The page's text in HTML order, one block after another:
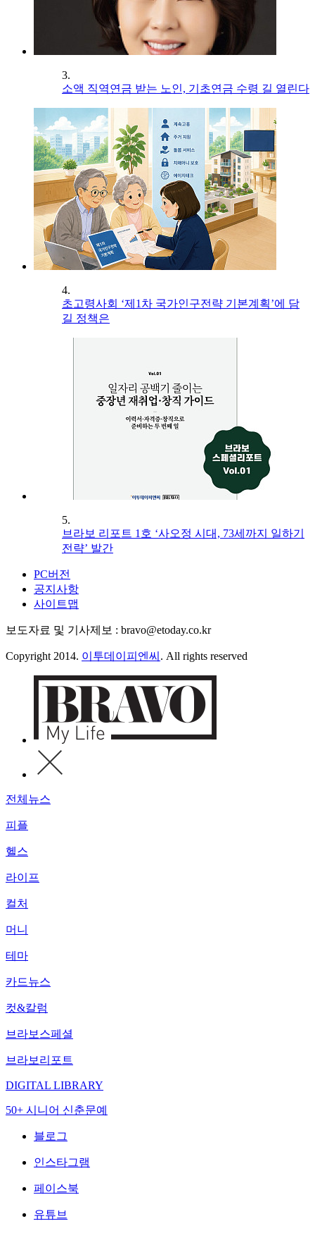
3.
소액 직역연금 받는 노인, 기초연금 수령 길 열린다
4.
초고령사회 ‘제1차 국가인구전략 기본계획’에 담
길 정책은
5.
브라보 리포트 1호 ‘사오정 시대, 73세까지 일하기
전략’ 발간
PC버전
공지사항
사이트맵
보도자료 및 기사제보 : bravo@etoday.co.kr
Copyright 2014. 이투데이피엔씨 . All rights reserved
전체뉴스
피플
헬스
라이프
컬처
머니
테마
카드뉴스
컷&칼럼
브라보스페셜
브라보리포트
DIGITAL LIBRARY
50+ 시니어 신춘문예
블로그
인스타그램
페이스북
유튜브